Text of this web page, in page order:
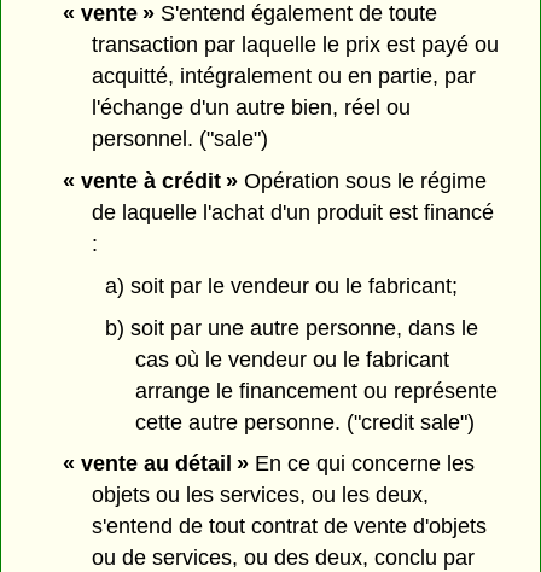
« vente »S'entend également de toute
transaction par laquelle le prix est payé ou
acquitté, intégralement ou en partie, par
l'échange d'un autre bien, réel ou
personnel. ("sale")
« vente à crédit »Opération sous le régime
de laquelle l'achat d'un produit est financé
:
a) soit par le vendeur ou le fabricant;
b) soit par une autre personne, dans le
cas où le vendeur ou le fabricant
arrange le financement ou représente
cette autre personne. ("credit sale")
« vente au détail »En ce qui concerne les
objets ou les services, ou les deux,
s'entend de tout contrat de vente d'objets
ou de services, ou des deux, conclu par